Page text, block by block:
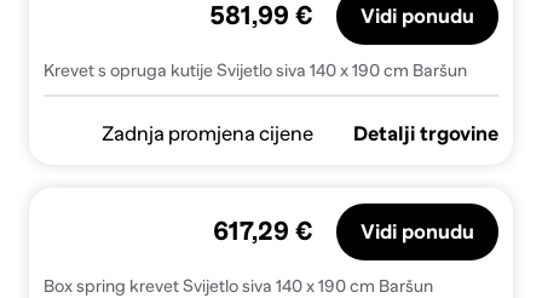
Krevet s opruga kutije Svijetlo siva 140 x 190 cm Baršun
581,99 € Vidi ponudu
Zadnja promjena cijene Detalji trgovine
Box spring krevet Svijetlo siva 140 x 190 cm Baršun
617,29 € Vidi ponudu